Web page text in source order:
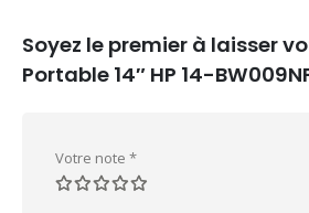
Soyez le premier à laisser
Portable 14″ HP 14-
Votre note *